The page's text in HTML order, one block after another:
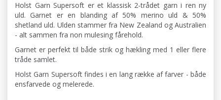
Holst Garn Supersoft er et klassisk 2-trådet garn i ren ny
uld. Garnet er en blanding af 50% merino uld & 50%
shetland uld. Ulden stammer fra New Zealand og Australien
- alt sammen fra non mulesing fårehold.
Garnet er perfekt til både strik og hækling med 1 eller flere
tråde samlet.
Holst Garn Supersoft findes i en lang række af farver - både
ensfarvede og melerede.